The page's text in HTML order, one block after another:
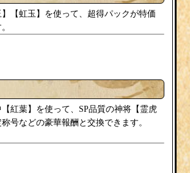
【虹玉】を使って、超得パックが特価
【紅葉】を使って、SP品質の神将【 霊虎
号などの豪華報酬と交換できます。